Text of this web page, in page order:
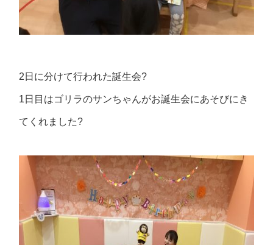
2日に分けて行われた誕生会?
1日目はゴリラのサンちゃんがお誕生会にあそびにき
てくれました?